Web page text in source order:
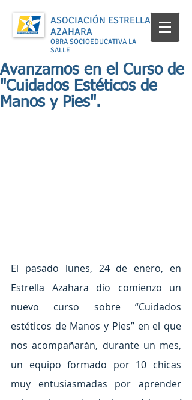
ASOCIACIÓN ESTRELLA
AZAHARA
OBRA SOCIOEDUCATIVA LA
SALLE
Avanzamos en el Curso de
"Cuidados Estéticos de
Manos y Pies".
El pasado lunes, 24 de enero, en
Estrella Azahara dio comienzo un
nuevo curso sobre “Cuidados
estéticos de Manos y Pies” en el que
nos acompañarán, durante un mes,
un equipo formado por 10 chicas
muy entusiasmadas por aprender